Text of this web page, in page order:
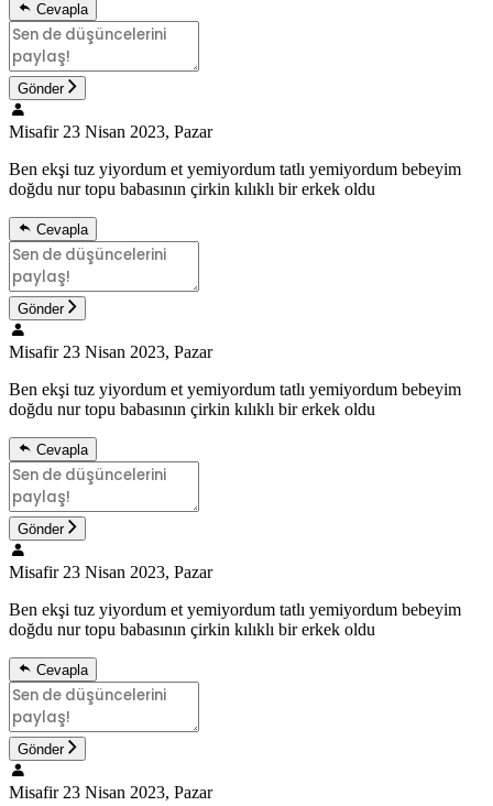
Cevapla
Gönder
Misafir 23 Nisan 2023, Pazar
Ben ekşi tuz yiyordum et yemiyordum tatlı yemiyordum bebeyim
doğdu nur topu babasının çirkin kılıklı bir erkek oldu
Cevapla
Gönder
Misafir 23 Nisan 2023, Pazar
Ben ekşi tuz yiyordum et yemiyordum tatlı yemiyordum bebeyim
doğdu nur topu babasının çirkin kılıklı bir erkek oldu
Cevapla
Gönder
Misafir 23 Nisan 2023, Pazar
Ben ekşi tuz yiyordum et yemiyordum tatlı yemiyordum bebeyim
doğdu nur topu babasının çirkin kılıklı bir erkek oldu
Cevapla
Gönder
Misafir 23 Nisan 2023, Pazar